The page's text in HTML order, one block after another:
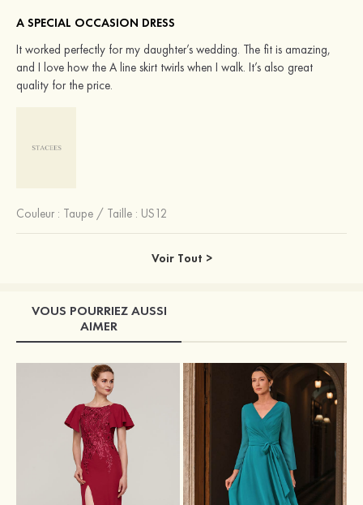
A SPECIAL OCCASION DRESS
It worked perfectly for my daughter’s wedding. The fit is amazing,
and I love how the A line skirt twirls when I walk. It’s also great
quality for the price.
Couleur : Taupe / Taille : US12
Voir Tout >
VOUS POURRIEZ AUSSI
AIMER